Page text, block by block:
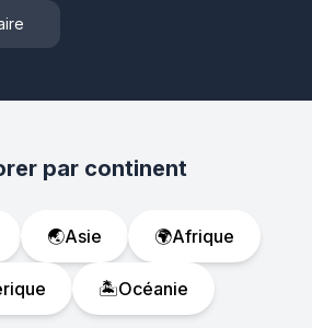
par continent
🌏Asie 🌍Afrique
🏝️Océanie